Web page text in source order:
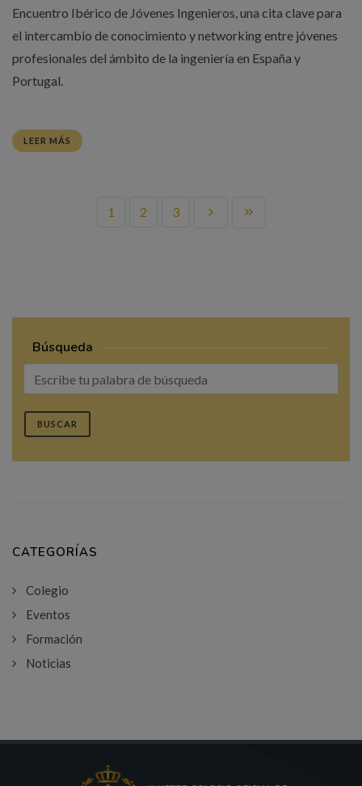
Encuentro Ibérico de Jóvenes Ingenieros, una cita clave para
el intercambio de conocimiento y networking entre jóvenes
profesionales del ámbito de la ingeniería en España y
Portugal.
LEER MÁS
1 2 3
Búsqueda
BUSCAR
CATEGORÍAS
Colegio
Eventos
Formación
Noticias